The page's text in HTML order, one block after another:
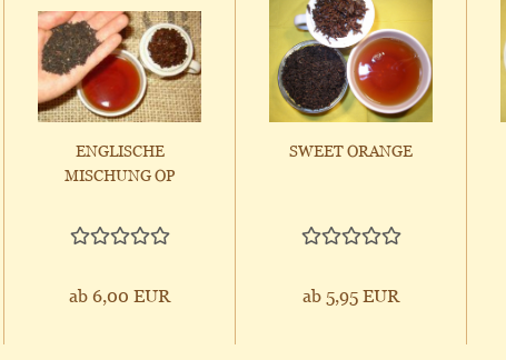
ENGLISCHE
MISCHUNG OP
ab 6,00 EUR
SWEET ORANGE
ab 5,95 EUR